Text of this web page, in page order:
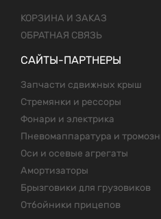
КОРЗИНА И ЗАКАЗ
ОБРАТНАЯ СВЯЗЬ
САЙТЫ-ПАРТНЕРЫ
Запчасти сдвижных крыш
Стремянки и рессоры
Фонари и электрика
Пневомаппаратура и
Оси и осевые агрегаты
Амортизаторы
Брызговики для грузовиков
Отбойники прицепов